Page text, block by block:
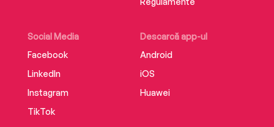
Social Media
Facebook
LinkedIn
Instagram
TikTok
Descarcă app-ul
Android
iOS
Huawei